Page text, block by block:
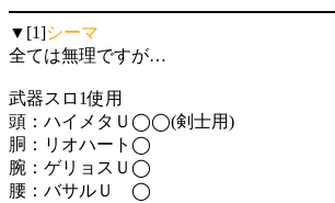
▼[1]シーマ
全ては無理ですが…
武器スロ1使用
頭：ハイメタＵ◯◯(剣士用)
胴：リオハート◯
腕：ゲリョスＵ◯
腰：バサルＵ ◯